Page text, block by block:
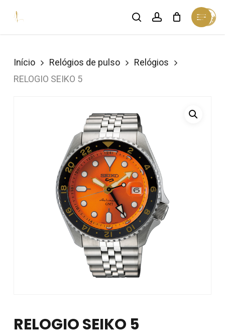
searchaccount
Menu
Close
Cart
Início Relógios de pulso
Relógios
RELOGIO SEIKO 5
RELOGIO SEIKO 5